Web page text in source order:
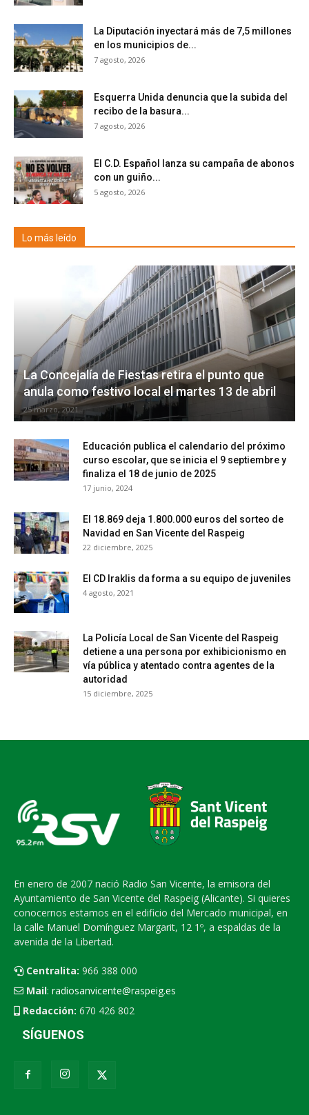
La Diputación inyectará más de 7,5 millones
en los municipios de...
7 agosto, 2026
Esquerra Unida denuncia que la subida del
recibo de la basura...
7 agosto, 2026
El C.D. Español lanza su campaña de abonos
con un guiño...
5 agosto, 2026
Lo más leído
La Concejalía de Fiestas retira el punto que
anula como festivo local el martes 13 de abril
25 marzo, 2021
Educación publica el calendario del próximo
curso escolar, que se inicia el 9 septiembre y
finaliza el 18 de junio de 2025
17 junio, 2024
El 18.869 deja 1.800.000 euros del sorteo de
Navidad en San Vicente del Raspeig
22 diciembre, 2025
El CD Iraklis da forma a su equipo de juveniles
4 agosto, 2021
La Policía Local de San Vicente del Raspeig
detiene a una persona por exhibicionismo en
vía pública y atentado contra agentes de la
autoridad
15 diciembre, 2025
En enero de 2007 nació Radio San Vicente, la emisora del
Ayuntamiento de San Vicente del Raspeig (Alicante). Si quieres
conocernos estamos en el edificio del Mercado municipal, en
la calle Manuel Domínguez Margarit, 12 1º, a espaldas de la
avenida de la Libertad.
Centralita: 966 388 000
Mail: radiosanvicente@raspeig.es
Redacción: 670 426 802
SÍGUENOS